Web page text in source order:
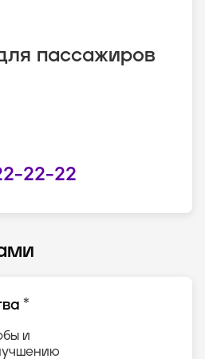
пассажиров
22-22
*
и